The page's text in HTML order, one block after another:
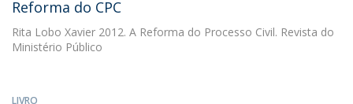
Reforma do CPC
Rita Lobo Xavier 2012. A Reforma do Processo Civil. Revista do
Ministério Público
LIVRO